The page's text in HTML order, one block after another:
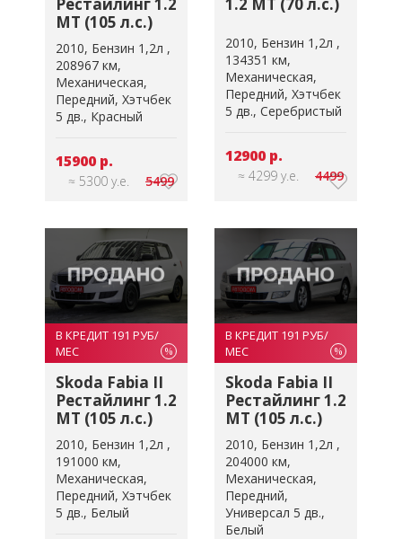
MT (105 л.с.)
2010 Бензин 1,2л
208967 км
Механическая
Передний Хэтчбек
5 дв. Красный
15900 р.
≈ 5300 у.е. 5499
2010 Бензин 1,2л
134351 км
Механическая
Передний Хэтчбек
5 дв. Серебристый
12900 р.
≈ 4299 у.е. 4499
В КРЕДИТ 191 РУБ/
МЕС
%
Skoda Fabia II
Рестайлинг 1.2
MT (105 л.с.)
2010 Бензин 1,2л
191000 км
Механическая
Передний Хэтчбек
5 дв. Белый
В КРЕДИТ 191 РУБ/
МЕС
%
Skoda Fabia II
Рестайлинг 1.2
MT (105 л.с.)
2010 Бензин 1,2л
204000 км
Механическая
Передний
Универсал 5 дв.
Белый